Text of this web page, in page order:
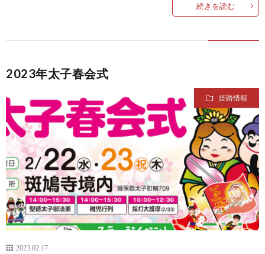
続きを読む
2023年太子春会式
姫路情報
2023.02.17